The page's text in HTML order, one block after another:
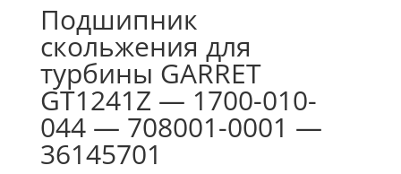
Подшипник
скольжения для
турбины GARRET
GT1241Z — 1700-010-
044 — 708001-0001 —
36145701